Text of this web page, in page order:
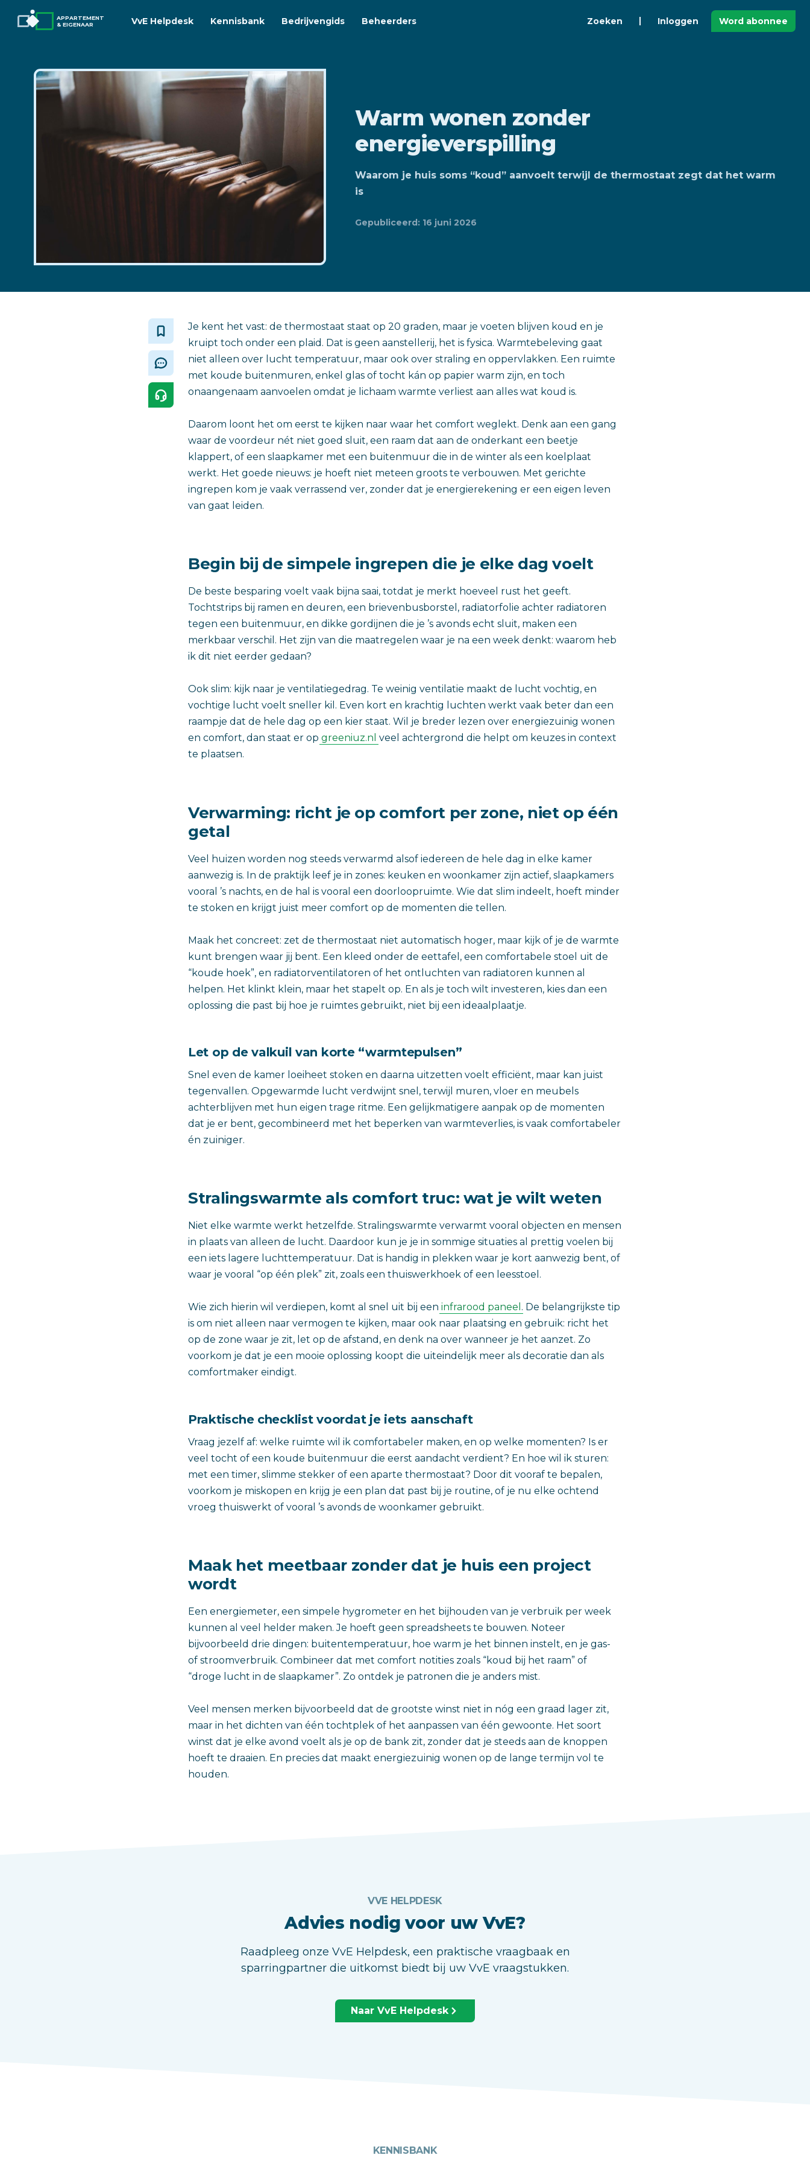
APPARTEMENT
& EIGENAAR
VvE Helpdesk Kennisbank Bedrijvengids Beheerders Zoeken Inloggen Word abonnee
Warm wonen zonder
energieverspilling
Waarom je huis soms “koud” aanvoelt terwijl de thermostaat zegt dat het warm
is
Gepubliceerd: 16 juni 2026
Je kent het vast: de thermostaat staat op 20 graden, maar je voeten blijven koud en je
kruipt toch onder een plaid. Dat is geen aanstellerij, het is fysica. Warmtebeleving gaat
niet alleen over lucht temperatuur, maar ook over straling en oppervlakken. Een ruimte
met koude buitenmuren, enkel glas of tocht kán op papier warm zijn, en toch
onaangenaam aanvoelen omdat je lichaam warmte verliest aan alles wat koud is.
Daarom loont het om eerst te kijken naar waar het comfort weglekt. Denk aan een gang
waar de voordeur nét niet goed sluit, een raam dat aan de onderkant een beetje
klappert, of een slaapkamer met een buitenmuur die in de winter als een koelplaat
werkt. Het goede nieuws: je hoeft niet meteen groots te verbouwen. Met gerichte
ingrepen kom je vaak verrassend ver, zonder dat je energierekening er een eigen leven
van gaat leiden.
Begin bij de simpele ingrepen die je elke dag voelt
De beste besparing voelt vaak bijna saai, totdat je merkt hoeveel rust het geeft.
Tochtstrips bij ramen en deuren, een brievenbusborstel, radiatorfolie achter radiatoren
tegen een buitenmuur, en dikke gordijnen die je ’s avonds echt sluit, maken een
merkbaar verschil. Het zijn van die maatregelen waar je na een week denkt: waarom heb
ik dit niet eerder gedaan?
Ook slim: kijk naar je ventilatiegedrag. Te weinig ventilatie maakt de lucht vochtig, en
vochtige lucht voelt sneller kil. Even kort en krachtig luchten werkt vaak beter dan een
raampje dat de hele dag op een kier staat. Wil je breder lezen over energiezuinig wonen
en comfort, dan staat er op greeniuz.nl veel achtergrond die helpt om keuzes in context
te plaatsen.
Verwarming: richt je op comfort per zone, niet op één
getal
Veel huizen worden nog steeds verwarmd alsof iedereen de hele dag in elke kamer
aanwezig is. In de praktijk leef je in zones: keuken en woonkamer zijn actief, slaapkamers
vooral ’s nachts, en de hal is vooral een doorloopruimte. Wie dat slim indeelt, hoeft minder
te stoken en krijgt juist meer comfort op de momenten die tellen.
Maak het concreet: zet de thermostaat niet automatisch hoger, maar kijk of je de warmte
kunt brengen waar jij bent. Een kleed onder de eettafel, een comfortabele stoel uit de
“koude hoek”, en radiatorventilatoren of het ontluchten van radiatoren kunnen al
helpen. Het klinkt klein, maar het stapelt op. En als je toch wilt investeren, kies dan een
oplossing die past bij hoe je ruimtes gebruikt, niet bij een ideaalplaatje.
Let op de valkuil van korte “warmtepulsen”
Snel even de kamer loeiheet stoken en daarna uitzetten voelt efficiënt, maar kan juist
tegenvallen. Opgewarmde lucht verdwijnt snel, terwijl muren, vloer en meubels
achterblijven met hun eigen trage ritme. Een gelijkmatigere aanpak op de momenten
dat je er bent, gecombineerd met het beperken van warmteverlies, is vaak comfortabeler
én zuiniger.
Stralingswarmte als comfort truc: wat je wilt weten
Niet elke warmte werkt hetzelfde. Stralingswarmte verwarmt vooral objecten en mensen
in plaats van alleen de lucht. Daardoor kun je je in sommige situaties al prettig voelen bij
een iets lagere luchttemperatuur. Dat is handig in plekken waar je kort aanwezig bent, of
waar je vooral “op één plek” zit, zoals een thuiswerkhoek of een leesstoel.
Wie zich hierin wil verdiepen, komt al snel uit bij een infrarood paneel . De belangrijkste tip
is om niet alleen naar vermogen te kijken, maar ook naar plaatsing en gebruik: richt het
op de zone waar je zit, let op de afstand, en denk na over wanneer je het aanzet. Zo
voorkom je dat je een mooie oplossing koopt die uiteindelijk meer als decoratie dan als
comfortmaker eindigt.
Praktische checklist voordat je iets aanschaft
Vraag jezelf af: welke ruimte wil ik comfortabeler maken, en op welke momenten? Is er
veel tocht of een koude buitenmuur die eerst aandacht verdient? En hoe wil ik sturen:
met een timer, slimme stekker of een aparte thermostaat? Door dit vooraf te bepalen,
voorkom je miskopen en krijg je een plan dat past bij je routine, of je nu elke ochtend
vroeg thuiswerkt of vooral ’s avonds de woonkamer gebruikt.
Maak het meetbaar zonder dat je huis een project
wordt
Een energiemeter, een simpele hygrometer en het bijhouden van je verbruik per week
kunnen al veel helder maken. Je hoeft geen spreadsheets te bouwen. Noteer
bijvoorbeeld drie dingen: buitentemperatuur, hoe warm je het binnen instelt, en je gas-
of stroomverbruik. Combineer dat met comfort notities zoals “koud bij het raam” of
“droge lucht in de slaapkamer”. Zo ontdek je patronen die je anders mist.
Veel mensen merken bijvoorbeeld dat de grootste winst niet in nóg een graad lager zit,
maar in het dichten van één tochtplek of het aanpassen van één gewoonte. Het soort
winst dat je elke avond voelt als je op de bank zit, zonder dat je steeds aan de knoppen
hoeft te draaien. En precies dat maakt energiezuinig wonen op de lange termijn vol te
houden.
VVE HELPDESK
Advies nodig voor uw VvE?
Raadpleeg onze VvE Helpdesk, een praktische vraagbaak en
sparringpartner die uitkomst biedt bij uw VvE vraagstukken.
Naar VvE Helpdesk
KENNISBANK